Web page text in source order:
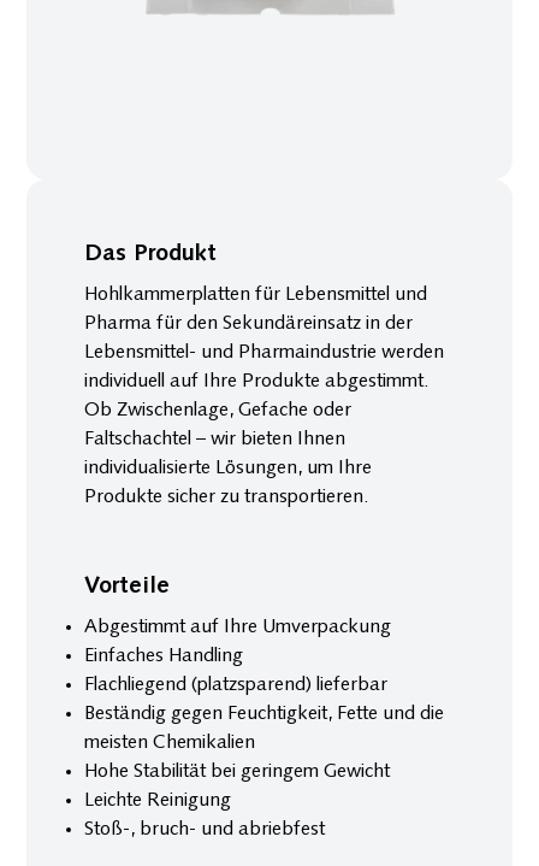
Lagerung
Trockenmittel
Trockenmittel für
die Pharma-
Industrie
Das Produkt
Hohlkammerplatten für Lebensmittel und
Pharma für den Sekundäreinsatz in der
Lebensmittel- und Pharmaindustrie werden
individuell auf Ihre Produkte abgestimmt.
Ob Zwischenlage, Gefache oder
Faltschachtel – wir bieten Ihnen
individualisierte Lösungen, um Ihre
Produkte sicher zu transportieren.
Vorteile
Abgestimmt auf Ihre Umverpackung
Einfaches Handling
Flachliegend (platzsparend) lieferbar
Beständig gegen Feuchtigkeit, Fette und die
meisten Chemikalien
Hohe Stabilität bei geringem Gewicht
Leichte Reinigung
Stoß-, bruch- und abriebfest